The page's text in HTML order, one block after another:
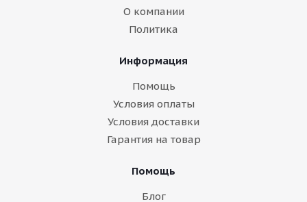
О компании
Политика
Информация
Помощь
Условия оплаты
Условия доставки
Гарантия на товар
Помощь
Блог